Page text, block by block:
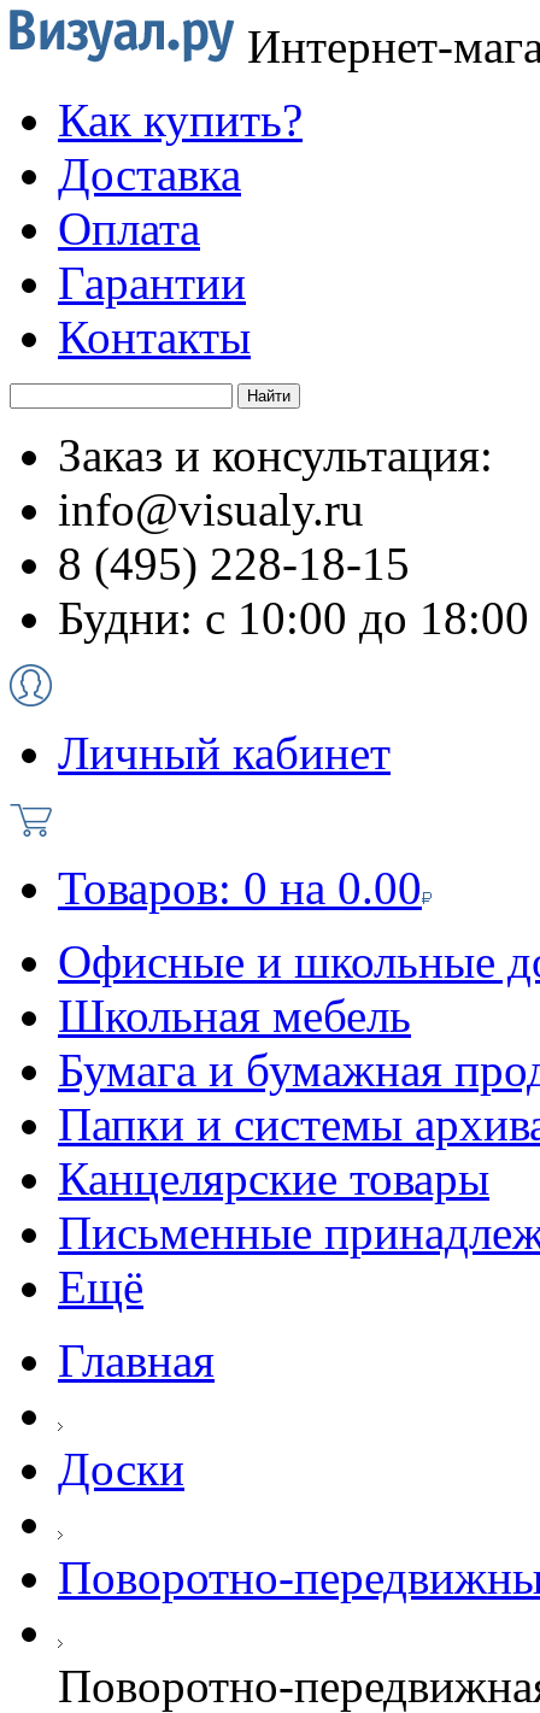
Интернет-
Как купить?
Доставка
Оплата
Гарантии
Контакты
Заказ и консультация:
info@visualy.ru
8 (495) 228-18-15
Будни: с 10:00 до 18:00
Личный кабинет
Товаров: 0 на 0.00
Офисные и школьные
Школьная мебель
Бумага и бумажная
Папки и системы
Канцелярские товары
Письменные
Ещё
Главная
Доски
Поворотно-
Поворотно-